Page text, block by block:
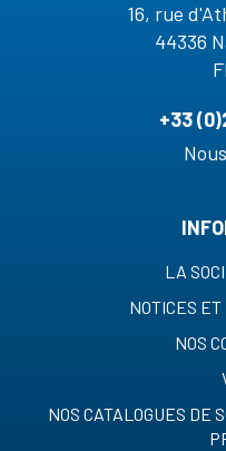
16, rue
44336
+33
LA
NOTICES ET
NOS
NOS CATALOGUES DE